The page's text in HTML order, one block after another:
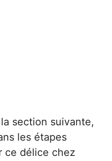
section suivante,
les étapes
ce délice chez